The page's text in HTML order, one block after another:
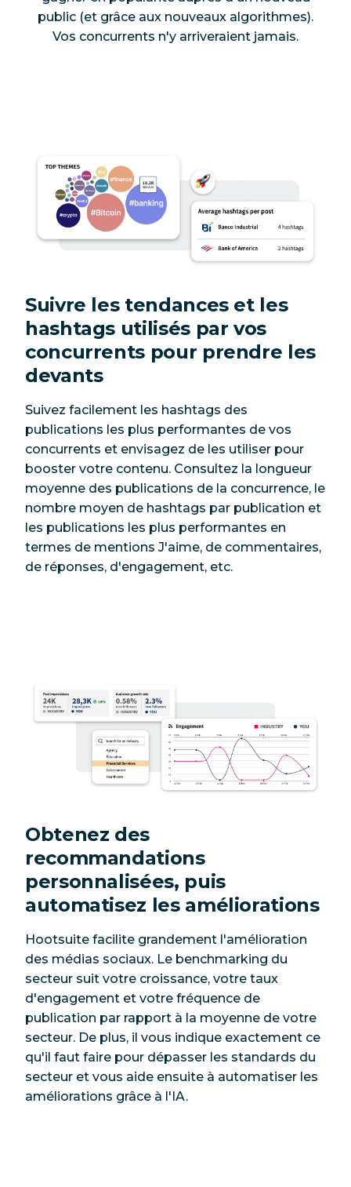
public (et grâce aux nouveaux algorithmes).
Vos concurrents n'y arriveraient jamais.
Suivre les tendances et les
hashtags utilisés par vos
concurrents pour prendre les
devants
Suivez facilement les hashtags des
publications les plus performantes de vos
concurrents et envisagez de les utiliser pour
booster votre contenu. Consultez la longueur
moyenne des publications de la concurrence, le
nombre moyen de hashtags par publication et
les publications les plus performantes en
termes de mentions J'aime, de commentaires,
de réponses, d'engagement, etc.
Obtenez des
recommandations
personnalisées, puis
automatisez les améliorations
Hootsuite facilite grandement l'amélioration
des médias sociaux. Le benchmarking du
secteur suit votre croissance, votre taux
d'engagement et votre fréquence de
publication par rapport à la moyenne de votre
secteur. De plus, il vous indique exactement ce
qu'il faut faire pour dépasser les standards du
secteur et vous aide ensuite à automatiser les
améliorations grâce à l'IA.